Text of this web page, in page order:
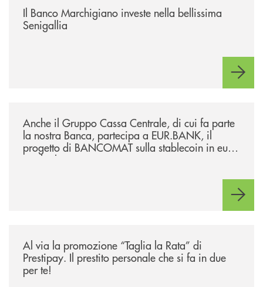
Il Banco Marchigiano investe nella bellissima
Senigallia
Anche il Gruppo Cassa Centrale, di cui fa parte
la nostra Banca, partecipa a EUR.BANK, il
progetto di BANCOMAT sulla stablecoin in euro
e sul relativo ecosistema
Al via la promozione “Taglia la Rata” di
Prestipay. Il prestito personale che si fa in due
per te!